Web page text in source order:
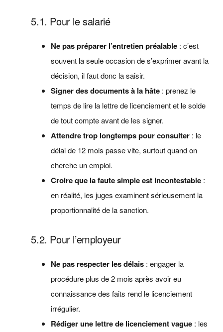
5.1. Pour le salarié
Ne pas préparer l’entretien préalable : c’est
souvent la seule occasion de s’exprimer avant la
décision, il faut donc la saisir.
Signer des documents à la hâte : prenez le
temps de lire la lettre de licenciement et le solde
de tout compte avant de les signer.
Attendre trop longtemps pour consulter : le
délai de 12 mois passe vite, surtout quand on
cherche un emploi.
Croire que la faute simple est incontestable :
en réalité, les juges examinent sérieusement la
proportionnalité de la sanction.
5.2. Pour l’employeur
Ne pas respecter les délais : engager la
procédure plus de 2 mois après avoir eu
connaissance des faits rend le licenciement
irrégulier.
Rédiger une lettre de licenciement vague : les